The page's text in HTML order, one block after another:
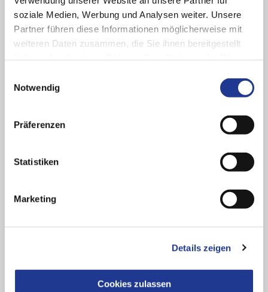
soziale Medien, Werbung und Analysen weiter. Unsere
Partner führen diese Informationen möglicherweise mit
weiteren Daten zusammen, die Sie ihnen bereitgestellt
Notwendig
Präferenzen
Statistiken
Marketing
Details zeigen
Cookies zulassen
Sie haben Rückfragen zu unseren Robotersystemen und
Sie wünschen weiterführende Informationen oder ein
Wir stehen gerne jederzeit gerne zu Verfügung.